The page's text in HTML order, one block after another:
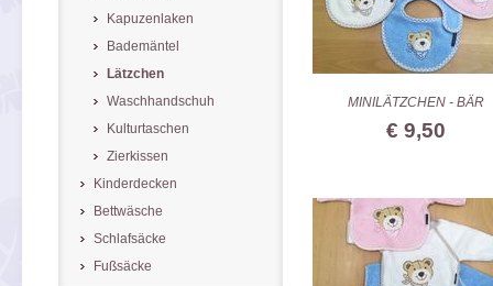
MINILÄTZCHEN - BÄR
€ 9,50
Kapuzenlaken
Bademäntel
Lätzchen
Waschhandschuh
Kulturtaschen
Zierkissen
Kinderdecken
Bettwäsche
Schlafsäcke
Fußsäcke